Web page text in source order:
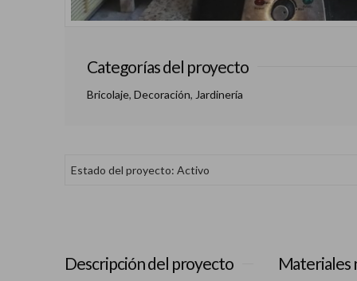
Categorías del proyecto
Bricolaje, Decoración, Jardinería
Estado del proyecto: Activo
Descripción del proyecto Materiales